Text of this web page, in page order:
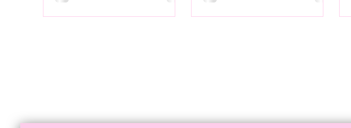
esiste una frontiera che riduca i